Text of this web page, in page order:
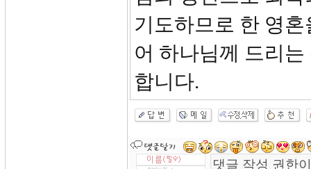
기도하므로 한 영
어 하나님께 드리
합니다.